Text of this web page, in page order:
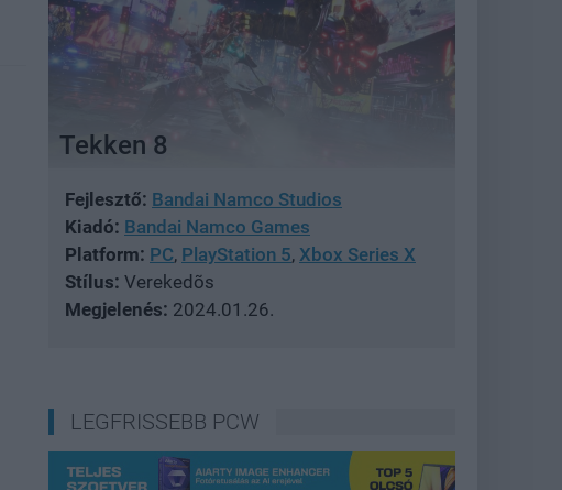
Tekken 8
Fejlesztő: Bandai Namco Studios
Kiadó: Bandai Namco Games
Platform: PC, PlayStation 5, Xbox Series X
Stílus: Verekedõs
Megjelenés: 2024.01.26.
LEGFRISSEBB PCW